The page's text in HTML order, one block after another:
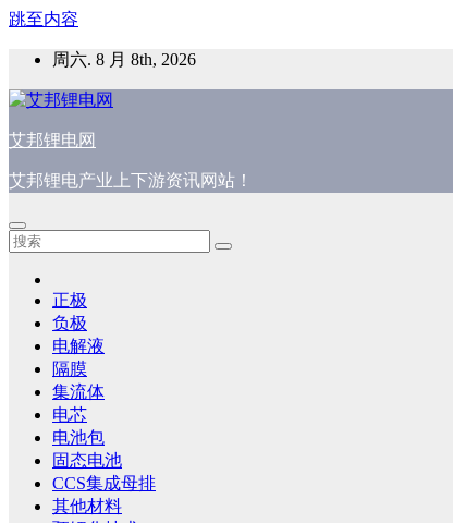
跳至内容
周六. 8 月 8th, 2026
艾邦锂电网
艾邦锂电产业上下游资讯网站！
正极
负极
电解液
隔膜
集流体
电芯
电池包
固态电池
CCS集成母排
其他材料